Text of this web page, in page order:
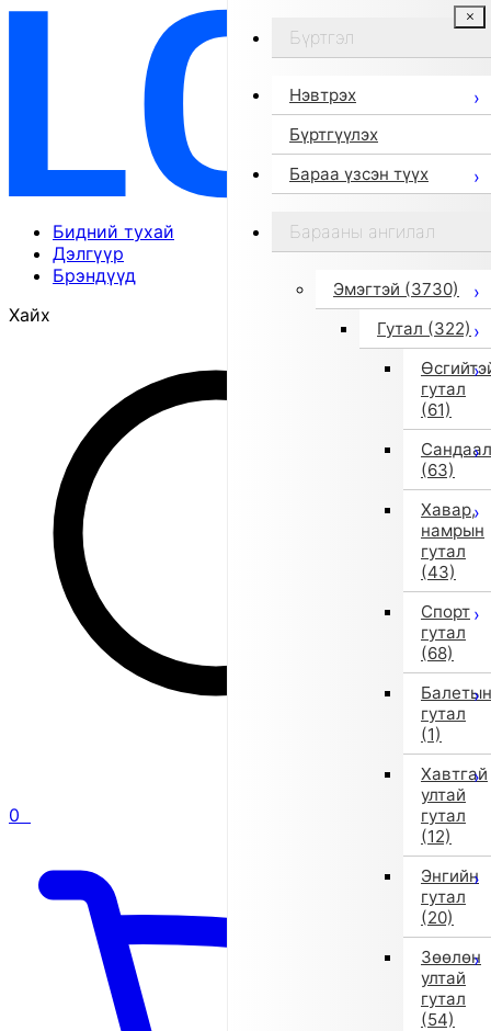
Бидний тухай
Дэлгүүр
Брэндүүд
Хайх
0
Бүртгэл
Нэвтрэх
Бүртгүүлэх
Бараа үзсэн түүх
Барааны ангилал
Эмэгтэй (3730)
Гутал (322)
гутал
(61)
Сандаал
(63)
Хавар,
намрын
гутал
(43)
Спорт
гутал
(68)
Балетын
гутал
(1)
Хавтгай
ултай
гутал
(12)
Энгийн
гутал
(20)
Зөөлөн
ултай
гутал
(54)